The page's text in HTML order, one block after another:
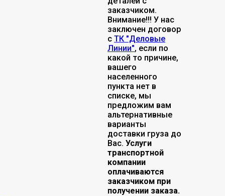
заказчиком.
Внимание!!! У нас
заключен договор
с ТК "Деловые
Линии", если по
какой то причине,
вашего
населенного
пункта нет в
списке, мы
предложим вам
альтернативные
варианты
доставки груза до
Вас. Услуги
транспортной
компании
оплачиваются
заказчиком при
получении заказа.